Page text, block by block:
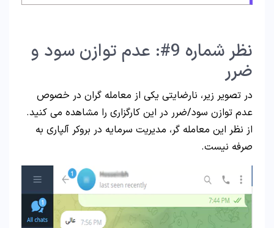
نظر شماره 9#: عدم توازن سود و
ضرر
در تصویر زیر، نارضایتی یکی از معامله گران در خصوص
عدم توازن سود/ضرر در این کارگزاری را مشاهده می کنید.
از نظر این معامله گر، مدیریت سرمایه در بروکر آلپاری به
صرفه نیست.